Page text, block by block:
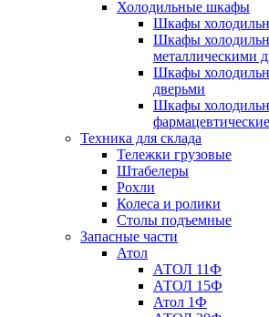
Холодильные шкафы
Шкафы
Шкафы
металлическими
Шкафы
дверьми
Шкафы
фармацевтические
Техника для склада
Тележки грузовые
Штабелеры
Рохли
Колеса и ролики
Столы подъемные
Запасные части
Атол
АТОЛ 11Ф
АТОЛ 15Ф
Атол 1Ф